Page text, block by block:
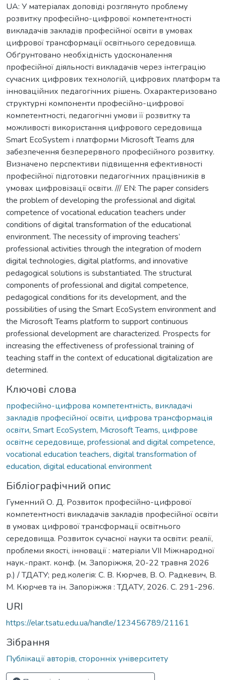
UA: У матеріалах доповіді розглянуто проблему
розвитку професійно-цифрової компетентності
викладачів закладів професійної освіти в умовах
цифрової трансформації освітнього середовища.
Обґрунтовано необхідність удосконалення
професійної діяльності викладачів через інтеграцію
сучасних цифрових технологій, цифрових платформ та
інноваційних педагогічних рішень. Охарактеризовано
структурні компоненти професійно-цифрової
компетентності, педагогічні умови її розвитку та
можливості використання цифрового середовища
Smart EcoSystem і платформи Microsoft Teams для
забезпечення безперервного професійного розвитку.
Визначено перспективи підвищення ефективності
професійної підготовки педагогічних працівників в
умовах цифровізації освіти. /// EN: The paper considers
the problem of developing the professional and digital
competence of vocational education teachers under
conditions of digital transformation of the educational
environment. The necessity of improving teachers’
professional activities through the integration of modern
digital technologies, digital platforms, and innovative
pedagogical solutions is substantiated. The structural
components of professional and digital competence,
pedagogical conditions for its development, and the
possibilities of using the Smart EcoSystem environment and
the Microsoft Teams platform to support continuous
professional development are characterized. Prospects for
increasing the effectiveness of professional training of
teaching staff in the context of educational digitalization are
determined.
Ключові слова
професійно-цифрова компетентність, викладачі
закладів професійної освіти, цифрова трансформація
освіти, Smart EcoSystem, Microsoft Teams, цифрове
освітнє середовище, professional and digital competence,
vocational education teachers, digital transformation of
education, digital educational environment
Бібліографічний опис
Гуменний О. Д. Розвиток професійно-цифрової
компетентності викладачів закладів професійної освіти
в умовах цифрової трансформації освітнього
середовища. Розвиток сучасної науки та освіти: реалії,
проблеми якості, інновації : матеріали VІІ Міжнародної
наук.-практ. конф. (м. Запоріжжя, 20-22 травня 2026
р.) / ТДАТУ; ред.колегія: С. В. Кюрчев, В. О. Радкевич, В.
М. Кюрчев та ін. Запоріжжя : ТДАТУ, 2026. С. 291-296.
URI
https://elar.tsatu.edu.ua/handle/123456789/21161
Зібрання
Публікації авторів, сторонніх університету